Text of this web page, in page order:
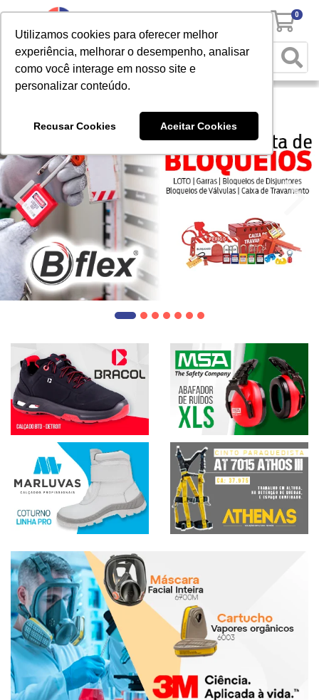
Utilizamos cookies para oferecer melhor
experiência, melhorar o desempenho, analisar
como você interage em nosso site e
personalizar conteúdo.
Recusar Cookies Aceitar Cookies
0